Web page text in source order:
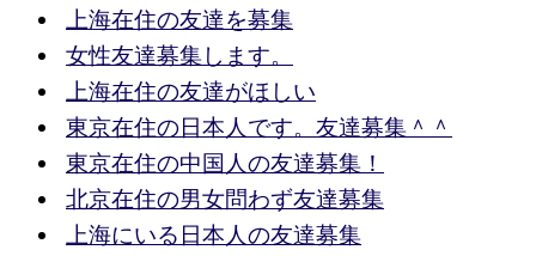
上海在住の友達を募集
女性友達募集します。
上海在住の友達がほしい
東京在住の日本人です。友達募集＾＾
東京在住の中国人の友達募集！
北京在住の男女問わず友達募集
上海にいる日本人の友達募集